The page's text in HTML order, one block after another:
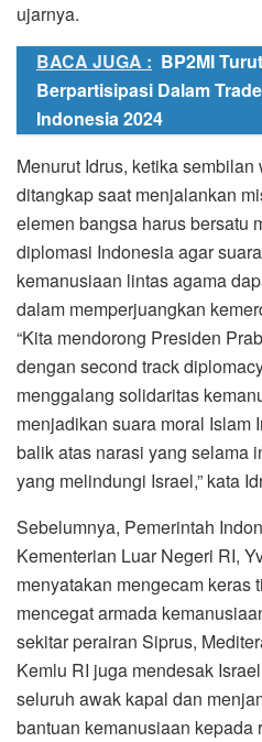
ujarnya.
BACA JUGA : BP2MI Turut
Berpartisipasi Dalam
Indonesia 2024
Menurut Idrus, ketika
ditangkap saat menjalankan
elemen bangsa harus bersatu
diplomasi Indonesia agar
kemanusiaan lintas agama
dalam memperjuangkan
“Kita mendorong Presiden
dengan second track
menggalang solidaritas
menjadikan suara moral Islam
balik atas narasi yang selama
yang melindungi Israel,” kata
Sebelumnya, Pemerintah
Kementerian Luar Negeri RI,
menyatakan mengecam keras
mencegat armada
sekitar perairan Siprus,
Kemlu RI juga mendesak
seluruh awak kapal dan
bantuan kemanusiaan kepada